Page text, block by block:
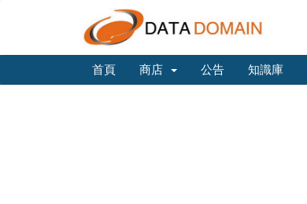
首頁 商店 公告 知識庫